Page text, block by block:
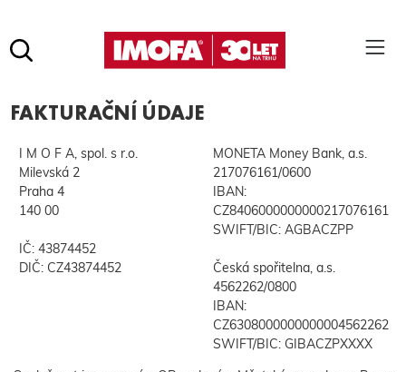
Pro vyhledávání zadejte alespoň 3 znaky.
FAKTURAČNÍ ÚDAJE
I M O F A, spol. s r.o.
Milevská 2
Praha 4
140 00
IČ: 43874452
DIČ: CZ43874452
MONETA Money Bank, a.s.
217076161/0600
IBAN:
CZ8406000000000217076161
SWIFT/BIC: AGBACZPP
Česká spořitelna, a.s.
4562262/0800
IBAN:
CZ6308000000000004562262
SWIFT/BIC: GIBACZPXXXX